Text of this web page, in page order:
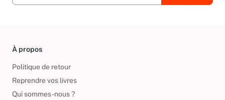
À propos
Politique de retour
Reprendre vos livres
Qui sommes-nous ?